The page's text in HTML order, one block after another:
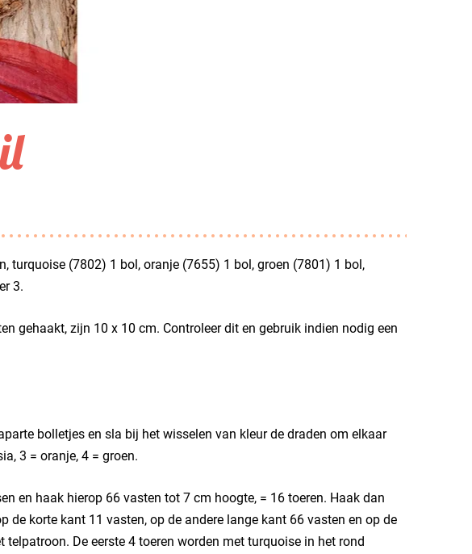
turquoise (7802) 1 bol, oranje (7655) 1 bol, groen (7801) 1 bol,
3.
gehaakt, zijn 10 x 10 cm. Controleer dit en gebruik indien nodig een
bolletjes en sla bij het wisselen van kleur de draden om elkaar
3 = oranje, 4 = groen.
en haak hierop 66 vasten tot 7 cm hoogte, = 16 toeren. Haak dan
de korte kant 11 vasten, op de andere lange kant 66 vasten en op de
De eerste 4 toeren worden met turquoise in het rond